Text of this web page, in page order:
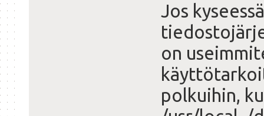
Jos
on
polkuihin,